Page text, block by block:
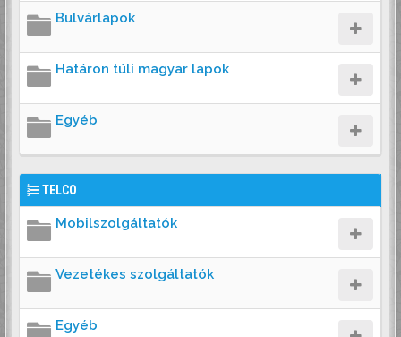
Bulvárlapok
Határon túli magyar lapok
Egyéb
TELCO
Mobilszolgáltatók
Vezetékes szolgáltatók
Egyéb